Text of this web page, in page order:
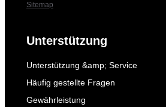
Sitemap
Unterstützung
Unterstützung &amp; Service
Häufig gestellte Fragen
Gewährleistung